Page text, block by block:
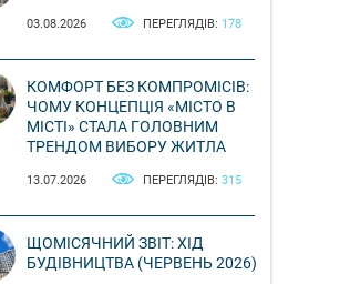
03.08.2026 ПЕРЕГЛЯДІВ: 178
КОМФОРТ БЕЗ КОМПРОМІСІВ:
ЧОМУ КОНЦЕПЦІЯ «МІСТО В
МІСТІ» СТАЛА ГОЛОВНИМ
ТРЕНДОМ ВИБОРУ ЖИТЛА
13.07.2026 ПЕРЕГЛЯДІВ: 315
ЩОМІСЯЧНИЙ ЗВІТ: ХІД
БУДІВНИЦТВА (ЧЕРВЕНЬ 2026)